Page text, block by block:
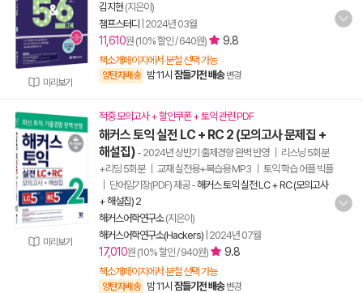
미리보기
김지현 (지은이)
챔프스터디
2024년 03월
11,610원 (10% 할인 / 640원) 9.8
책소개페이지에서 분철 선택 가능
양탄자배송 밤 11시 잠들기전 배송 변경
미리보기
적중 모의고사 + 할인쿠폰 + 토익 관련 PDF
해커스 토익 실전 LC + RC 2 (모의고사 문제집 +
해설집) - 2024년 상반기 출제경향 완벽 반영 ｜ 리스닝 5회분
+리딩 5회분 ｜ 교재 실전용+복습용 MP3 ｜ 토익 학습 어플 빅플
｜ 단어암기장(PDF) 제공-해커스 토익 실전 LC + RC (모의고사
+ 해설집) 2
해커스어학연구소(지은이)
해커스어학연구소(Hackers) 2024년 07월
17,010원 (10% 할인 / 940원) 9.8
책소개페이지에서 분철 선택 가능
양탄자배송 밤 11시 잠들기전 배송 변경